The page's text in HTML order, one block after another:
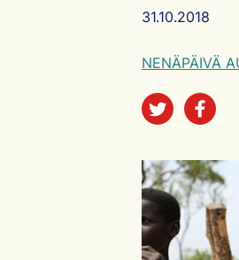
Artikkelin
31.10.2018
NENÄPÄIVÄ
Jaa